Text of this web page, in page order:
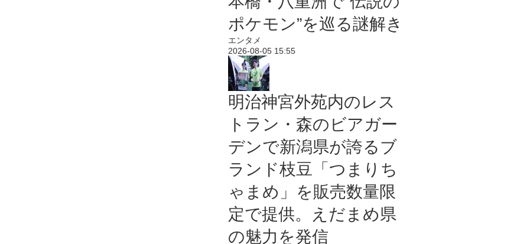
ポケモン”を巡る謎解き
エンタメ
2026-08-05 15:55
明治神宮外苑内のレス
トラン・森のビアガー
デンで新潟県が誇るブ
ランド枝豆「つまりち
ゃまめ」を販売数量限
定で提供。えだまめ県
の魅力を発信